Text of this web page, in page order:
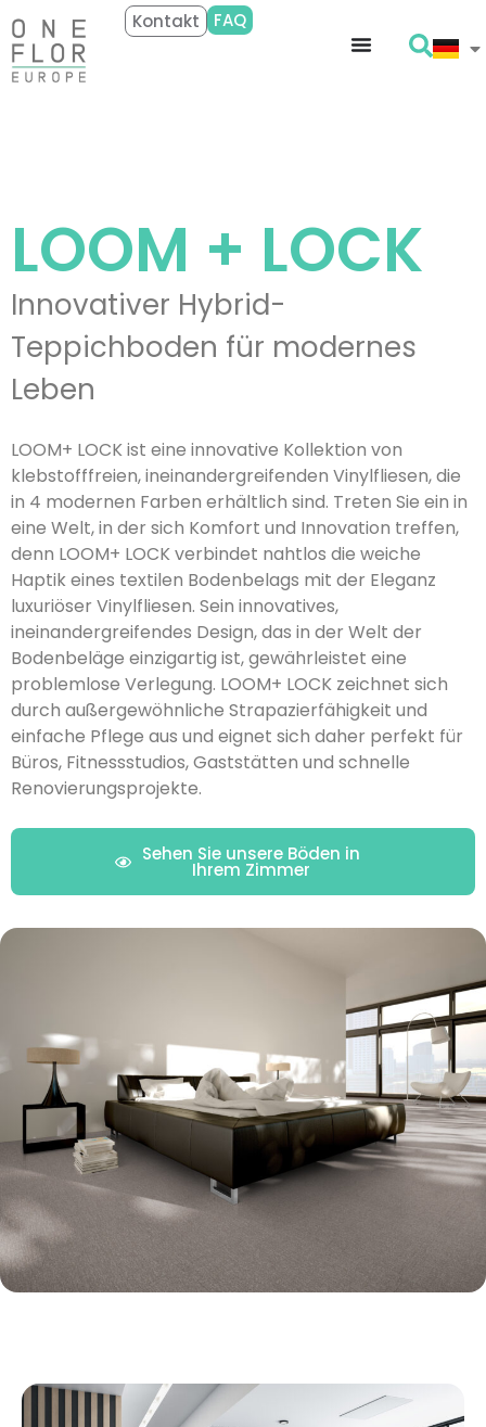
Kontakt FAQ
LOOM + LOCK
Innovativer Hybrid-
Teppichboden für modernes
Leben
LOOM+ LOCK ist eine innovative Kollektion von
klebstofffreien, ineinandergreifenden Vinylfliesen, die
in 4 modernen Farben erhältlich sind. Treten Sie ein in
eine Welt, in der sich Komfort und Innovation treffen,
denn LOOM+ LOCK verbindet nahtlos die weiche
Haptik eines textilen Bodenbelags mit der Eleganz
luxuriöser Vinylfliesen. Sein innovatives,
ineinandergreifendes Design, das in der Welt der
Bodenbeläge einzigartig ist, gewährleistet eine
problemlose Verlegung. LOOM+ LOCK zeichnet sich
durch außergewöhnliche Strapazierfähigkeit und
einfache Pflege aus und eignet sich daher perfekt für
Büros, Fitnessstudios, Gaststätten und schnelle
Renovierungsprojekte.
Sehen Sie unsere Böden in
Ihrem Zimmer